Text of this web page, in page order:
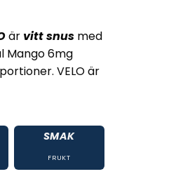
är vitt snus med
Mango 6mg
VELO är
SMAK
FRUKT